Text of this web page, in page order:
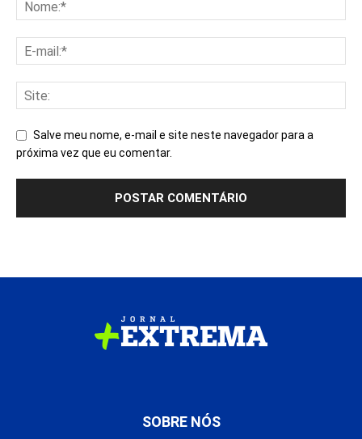
Salve meu nome, e-mail e site neste navegador para a
próxima vez que eu comentar.
SOBRE NÓS